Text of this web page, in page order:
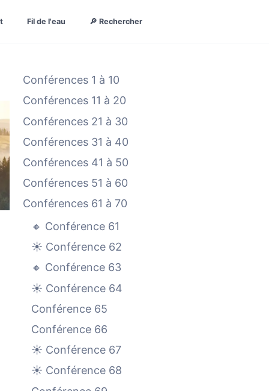
Fil de l'eau 🔎 Rechercher
Conférences 1 à 10
Conférences 11 à 20
Conférences 21 à 30
Conférences 31 à 40
Conférences 41 à 50
Conférences 51 à 60
Conférences 61 à 70
🔸 Conférence 61
☀️ Conférence 62
🔸 Conférence 63
☀️ Conférence 64
Conférence 65
Conférence 66
☀️ Conférence 67
☀️ Conférence 68